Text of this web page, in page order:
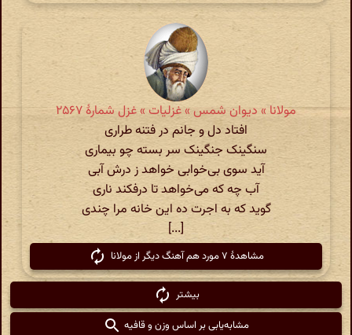
مولانا » دیوان شمس » غزلیات » غزل شمارهٔ ۲۵۶۷
افتاد دل و جانم در فتنه طراری
سنگینک جنگینک سر بسته چو بیماری
آید سوی بی‌خوابی خواهد ز درش آبی
آب چه که می‌خواهد تا درفکند ناری
گوید که به اجرت ده این خانه مرا چندی
[...]
مشاهدهٔ ۷ مورد هم آهنگ دیگر از مولانا
بیشتر
مشابه‌یابی بر اساس وزن و قافیه